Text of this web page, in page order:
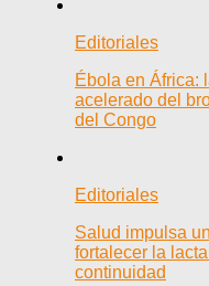
Editoriales
Ébola en África:
acelerado del
del Congo
Editoriales
Salud impulsa
fortalecer la
continuidad